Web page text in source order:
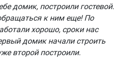
домик, построили гостевой.
к ним еще! По
хорошо, сроки нас
домик начали строить
второй построили.